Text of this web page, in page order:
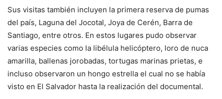
Sus visitas también incluyen la primera reserva de pumas
del país, Laguna del Jocotal, Joya de Cerén, Barra de
Santiago, entre otros. En estos lugares pudo observar
varias especies como la libélula helicóptero, loro de nuca
amarilla, ballenas jorobadas, tortugas marinas prietas, e
incluso observaron un hongo estrella el cual no se había
visto en El Salvador hasta la realización del documental.